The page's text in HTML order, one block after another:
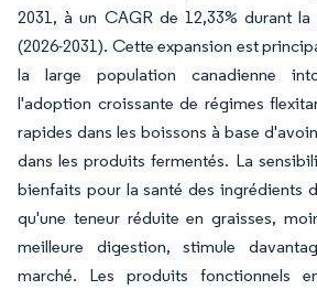
2031, à un CAGR de 12,33% durant
(2026-2031). Cette expansion est
la large population canadienne
l'adoption croissante de régimes
rapides dans les boissons à base
dans les produits fermentés. La
bienfaits pour la santé des ingrédients
qu'une teneur réduite en graisses,
meilleure digestion, stimule
marché. Les produits fonctionnels